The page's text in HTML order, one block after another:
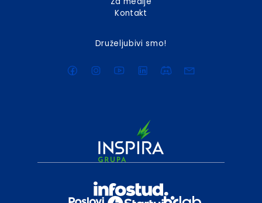
Kontakt
Druželjubivi smo!